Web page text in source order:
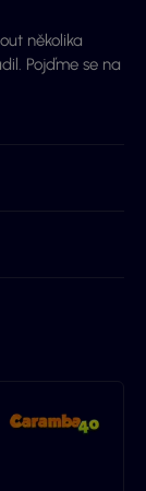
několika
Pojďme se na